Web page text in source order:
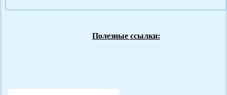
Полезные ссылки: